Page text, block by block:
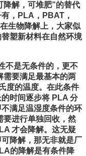
降解，可堆肥”的替代
，PLA，PBAT，
生物降解上，大家似
塑新材料在自然环境
不是无条件的，更不
需要满足最基本的两
度的温度。在此条件
时间逐步将 PLA 分
满足温湿度条件的环
要进行单独回收，然
才会降解。这无疑
降解，那无非就是厂
的降解是有条件降